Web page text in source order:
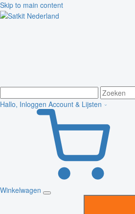
Skip to main content
Hallo, Inloggen Account & Lijsten
Winkelwagen